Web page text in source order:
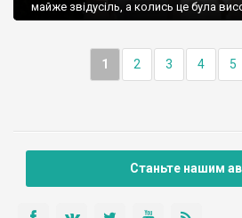
майже звідусіль, а колись це була
1 2 3 4 5
Станьте нашим